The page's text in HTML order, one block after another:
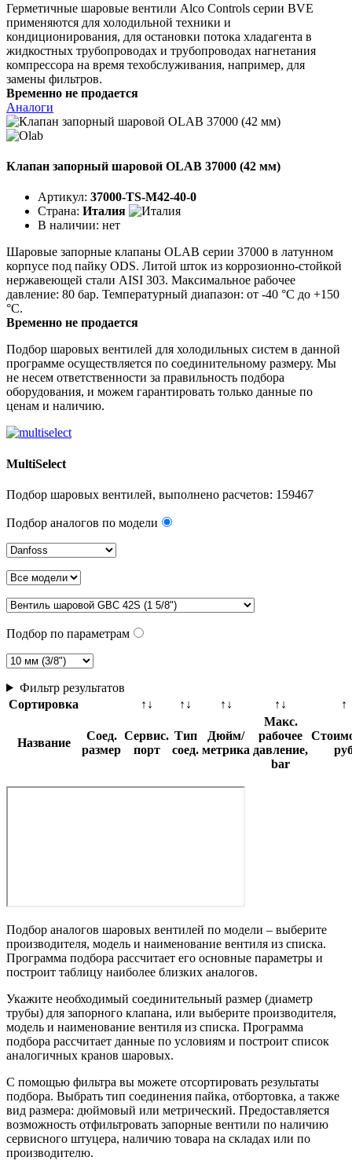
Герметичные шаровые вентили Alco Controls серии BVE
применяются для холодильной техники и
кондиционирования, для остановки потока хладагента в
жидкостных трубопроводах и трубопроводах нагнетания
компрессора на время техобслуживания, например, для
замены фильтров.
Временно не продается
Аналоги
Клапан запорный шаровой OLAB 37000 (42 мм)
Артикул: 37000-TS-M42-40-0
Страна: Италия
В наличии: нет
Шаровые запорные клапаны OLAB серии 37000 в латунном
корпусе под пайку ODS. Литой шток из коррозионно-стойкой
нержавеющей стали AISI 303. Максимальное рабочее
давление: 80 бар. Температурный диапазон: от -40 °C до +150
°C.
Временно не продается
Подбор шаровых вентилей для холодильных систем в данной
программе осуществляется по соединительному размеру. Мы
не несем ответственности за правильность подбора
оборудования, и можем гарантировать только данные по
ценам и наличию.
MultiSelect
Подбор шаровых вентилей, выполнено расчетов: 159467
Подбор аналогов по модели
Подбор по параметрам
Фильтр результатов
Сортировка
↑↓ ↑↓ ↑↓ ↑↓ ↑
Название
Соед.
размер
Сервис.
порт
Тип
соед.
Дюйм/
метрика
Макс.
рабочее
давление,
bar
Подбор аналогов шаровых вентилей по модели – выберите
производителя, модель и наименование вентиля из списка.
Программа подбора рассчитает его основные параметры и
построит таблицу наиболее близких аналогов.
Укажите необходимый соединительный размер (диаметр
трубы) для запорного клапана, или выберите производителя,
модель и наименование вентиля из списка. Программа
подбора рассчитает данные по условиям и построит список
аналогичных кранов шаровых.
С помощью фильтра вы можете отсортировать результаты
подбора. Выбрать тип соединения пайка, отбортовка, а также
вид размера: дюймовый или метрический. Предоставляется
возможность отфильтровать запорные вентили по наличию
сервисного штуцера, наличию товара на складах или по
производителю.